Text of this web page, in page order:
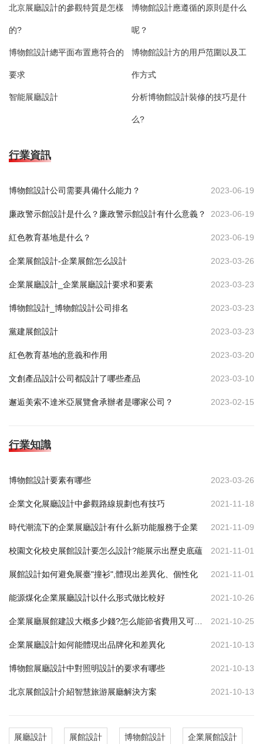
北京展廳設計的參觀特質是怎樣
的?
博物館設計應遵循的原則是什么
呢？
博物館設計總平面布置應符合的
要求
博物館設計方的用戶范圍以及工
作方式
智能展廳設計 分析博物館設計裝修的技巧是什
么?
行業資訊
博物館設計公司需要具備什么能力？ 2023-06-19
廉政警示館設計是什么？廉政警示館設計有什么意義？ 2023-06-19
紅色教育基地是什么？ 2023-06-19
企業展館設計-企業展館怎么設計 2023-03-26
企業展廳設計_企業展廳設計要求和要素 2023-03-23
博物館設計_博物館設計公司排名 2023-03-23
黨建展館設計 2023-03-23
紅色教育基地的意義和作用 2023-03-20
文創產品設計公司都設計了哪些產品 2023-03-10
邂逅美索不達米亞展覽會承辦者是哪家公司？ 2023-02-15
行業知識
博物館設計要素有哪些 2023-03-26
企業文化展廳設計中參觀路線規劃也有技巧 2021-11-18
時代潮流下的企業展廳設計有什么新功能服務于企業 2021-11-09
校園文化校史展館設計要怎么設計?能展示出歷史底蘊 2021-11-01
展館設計如何避免展臺"撞衫",體現出差異化、個性化 2021-11-01
能源煤化企業展廳設計以什么形式做比較好 2021-10-26
2021-10-25
企業展廳設計如何能體現出品牌化和差異化 2021-10-13
博物館展廳設計中對照明設計的要求有哪些 2021-10-13
北京展館設計介紹智慧旅游展廳解決方案 2021-10-13
展廳設計 展館設計 博物館設計 企業展館設計